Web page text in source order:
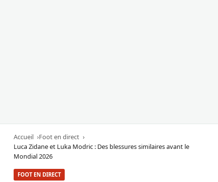
Accueil
Foot en direct
Luca Zidane et Luka Modric : Des blessures similaires avant le
Mondial 2026
FOOT EN DIRECT